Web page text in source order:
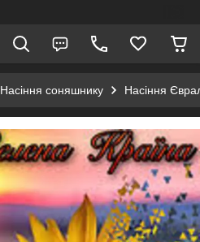
Насіння соняшнику Насіння